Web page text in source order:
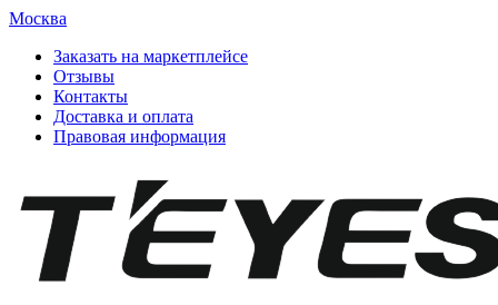
Москва
Заказать на маркетплейсе
Отзывы
Контакты
Доставка и оплата
Правовая информация